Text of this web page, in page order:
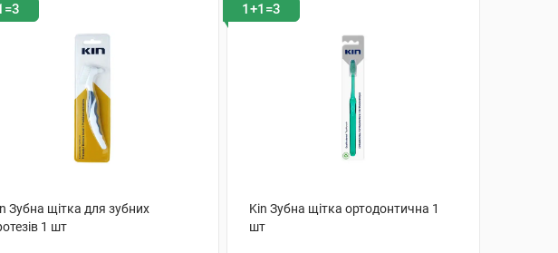
Зубна щітка для зубних
1 шт
1+1=3
Kin Зубна щітка ортодонтична 1
шт